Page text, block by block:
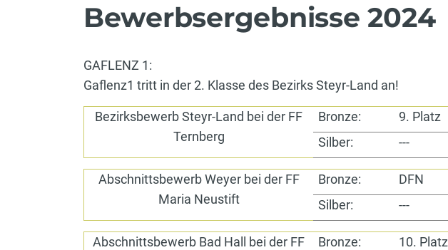
Bewerbsergebnisse 2024
GAFLENZ 1:
Gaflenz1 tritt in der 2. Klasse des Bezirks Steyr-Land an!
Bezirksbewerb Steyr-Land bei der FF
Ternberg
Bronze:
9. Platz
Silber:
---
Abschnittsbewerb Weyer bei der FF
Maria Neustift
Bronze:
DFN
Silber:
---
Abschnittsbewerb Bad Hall bei der FF
Bronze:
10. Platz